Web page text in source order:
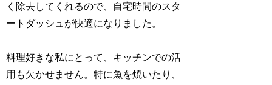
く除去してくれるので、自宅時間のスタ
ートダッシュが快適になりました。
料理好きな私にとって、キッチンでの活
用も欠かせません。特に魚を焼いたり、